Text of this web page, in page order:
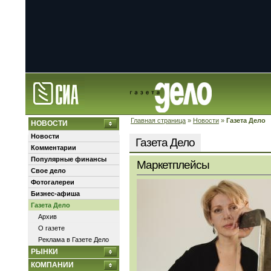
Главная страница » Новости » Газета Дело
НОВОСТИ
Новости
Комментарии
Популярные финансы
Свое дело
Фотогалереи
Бизнес-афиша
Газета Дело
Архив
О газете
Реклама в Газете Дело
РЫНКИ
КОМПАНИИ
Газета Дело
Маркетплейсы